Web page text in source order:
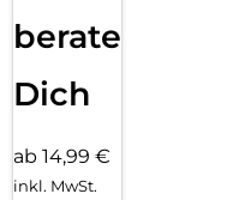
beraten
Dich
ab 14,99 €
inkl. MwSt.